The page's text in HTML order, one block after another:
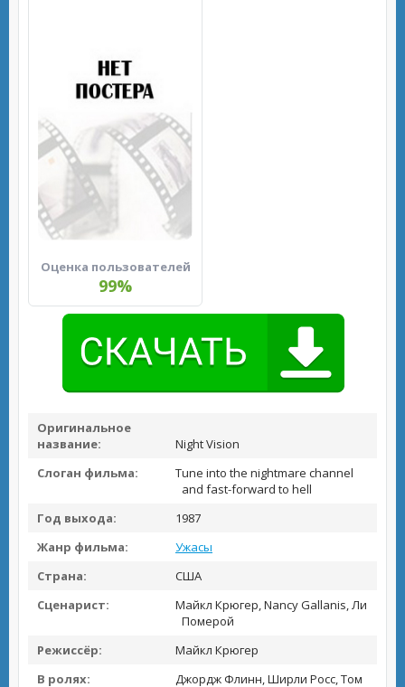
Оценка пользователей
99%
Оригинальное
название:
Night Vision
Слоган фильма:
Tune into the nightmare channel
and fast-forward to hell
Год выхода:
1987
Жанр фильма:
Ужасы
Страна:
США
Сценарист:
Майкл Крюгер, Nancy Gallanis, Ли
Померой
Режиссёр:
Майкл Крюгер
В ролях:
Джордж Флинн, Ширли Росс, Том